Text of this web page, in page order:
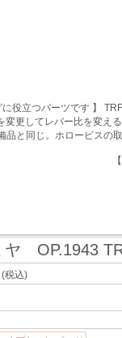
に役立つパーツです 】
変更してレバー比を変
品と同じ。ホロービスの
ヤ OP.1943
(税込)